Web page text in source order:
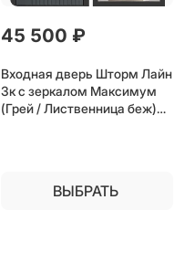
45 500 ₽
Входная дверь Шторм Лайн
3к с зеркалом Максимум
(Грей / Лиственница беж)
ВЫБРАТЬ